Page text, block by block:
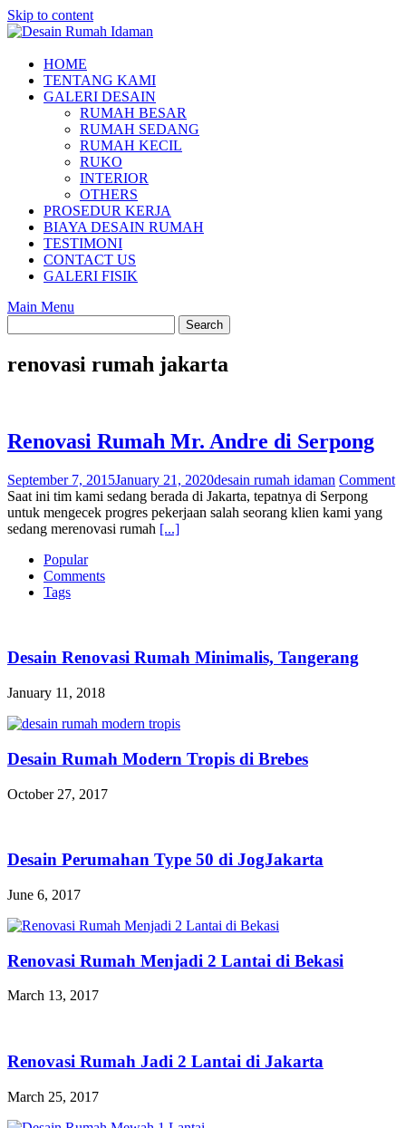
Skip to content
HOME
TENTANG KAMI
GALERI DESAIN
RUMAH BESAR
RUMAH SEDANG
RUMAH KECIL
RUKO
INTERIOR
OTHERS
PROSEDUR KERJA
BIAYA DESAIN RUMAH
TESTIMONI
CONTACT US
GALERI FISIK
Main Menu
renovasi rumah jakarta
Renovasi Rumah Mr. Andre di Serpong
September 7, 2015January 21, 2020desain rumah idaman Comment
Saat ini tim kami sedang berada di Jakarta, tepatnya di Serpong
untuk mengecek progres pekerjaan salah seorang klien kami yang
sedang merenovasi rumah [...]
Popular
Comments
Tags
Desain Renovasi Rumah Minimalis, Tangerang
January 11, 2018
Desain Rumah Modern Tropis di Brebes
October 27, 2017
Desain Perumahan Type 50 di JogJakarta
June 6, 2017
Renovasi Rumah Menjadi 2 Lantai di Bekasi
March 13, 2017
Renovasi Rumah Jadi 2 Lantai di Jakarta
March 25, 2017